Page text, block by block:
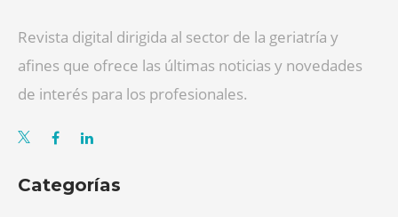
Revista digital dirigida al sector de la geriatría y
afines que ofrece las últimas noticias y novedades
de interés para los profesionales.
Categorías